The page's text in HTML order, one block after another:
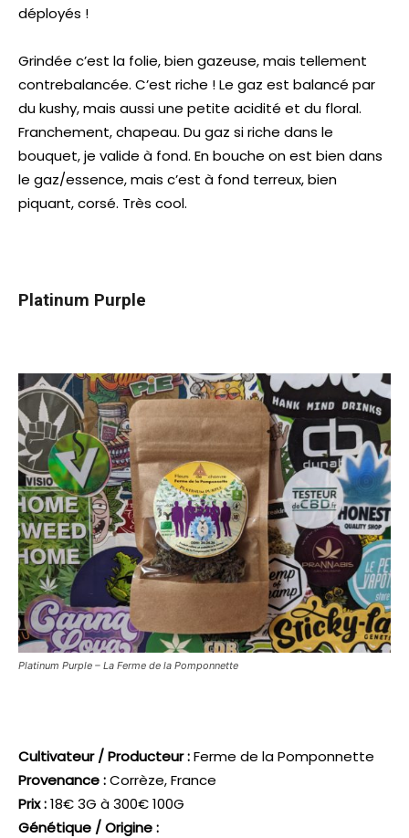
déployés !
Grindée c’est la folie, bien gazeuse, mais tellement
contrebalancée. C’est riche ! Le gaz est balancé par
du kushy, mais aussi une petite acidité et du floral.
Franchement, chapeau. Du gaz si riche dans le
bouquet, je valide à fond. En bouche on est bien dans
le gaz/essence, mais c’est à fond terreux, bien
piquant, corsé. Très cool.
Platinum Purple
Platinum Purple – La Ferme de la Pomponnette
Cultivateur / Producteur :Ferme de la Pomponnette
Provenance :Corrèze, France
Prix :18€ 3G à 300€ 100G
Génétique / Origine :